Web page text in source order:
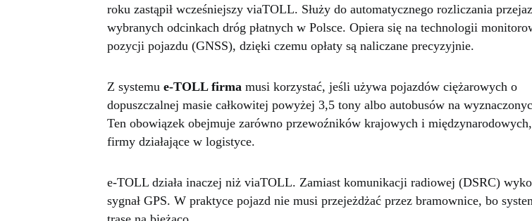
roku zastąpił wcześniejszy viaTOLL. Służy do automatycznego rozliczania
wybranych odcinkach dróg płatnych w Polsce. Opiera się na technologii
pozycji pojazdu (GNSS), dzięki czemu opłaty są naliczane precyzyjnie.
Z systemu e-TOLL firma musi korzystać, jeśli używa pojazdów ciężarowych o
dopuszczalnej masie całkowitej powyżej 3,5 tony albo autobusów na
Ten obowiązek obejmuje zarówno przewoźników krajowych i
firmy działające w logistyce.
e-TOLL działa inaczej niż viaTOLL. Zamiast komunikacji radiowej (DSRC)
sygnał GPS. W praktyce pojazd nie musi przejeżdżać przez bramownice, bo